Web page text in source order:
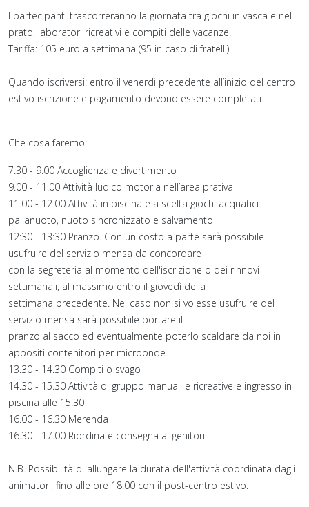
I partecipanti trascorreranno la giornata tra giochi in vasca e nel
prato, laboratori ricreativi e compiti delle vacanze.
Tariffa: 105 euro a settimana (95 in caso di fratelli).
Quando iscriversi: entro il venerdì precedente all’inizio del centro
estivo iscrizione e pagamento devono essere completati.
Che cosa faremo:
7.30 - 9.00 Accoglienza e divertimento
9.00 - 11.00 Attività ludico motoria nell’area prativa
11.00 - 12.00 Attività in piscina e a scelta giochi acquatici:
pallanuoto, nuoto sincronizzato e salvamento
12:30 - 13:30 Pranzo. Con un costo a parte sarà possibile
usufruire del servizio mensa da concordare
con la segreteria al momento dell'iscrizione o dei rinnovi
settimanali, al massimo entro il giovedì della
settimana precedente. Nel caso non si volesse usufruire del
servizio mensa sarà possibile portare il
pranzo al sacco ed eventualmente poterlo scaldare da noi in
appositi contenitori per microonde.
13.30 - 14.30 Compiti o svago
14.30 - 15.30 Attività di gruppo manuali e ricreative e ingresso in
piscina alle 15.30
16.00 - 16.30 Merenda
16.30 - 17.00 Riordina e consegna ai genitori
N.B. Possibilità di allungare la durata dell'attività coordinata dagli
animatori, fino alle ore 18:00 con il post-centro estivo.